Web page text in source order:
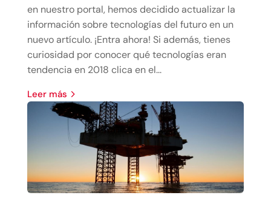
en nuestro portal, hemos decidido actualizar la
información sobre tecnologías del futuro en un
nuevo artículo. ¡Entra ahora! Si además, tienes
curiosidad por conocer qué tecnologías eran
tendencia en 2018 clica en el...
leer más